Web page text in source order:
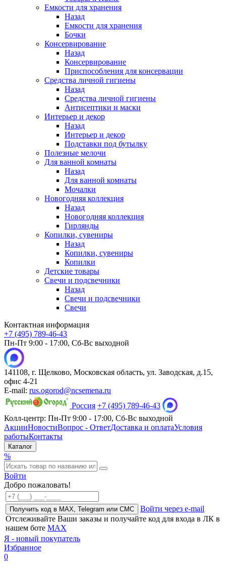
Емкости для хранения
Назад
Емкости для хранения
Бочки
Консервирование
Назад
Консервирование
Приспособления для консервации
Средства личной гигиены
Назад
Средства личной гигиены
Антисептики и маски
Интерьер и декор
Назад
Интерьер и декор
Подставки под бутылку
Полезные мелочи
Для ванной комнаты
Назад
Для ванной комнаты
Мочалки
Новогодняя коллекция
Назад
Новогодняя коллекция
Гирлянды
Копилки, сувениры
Назад
Копилки, сувениры
Копилки
Детские товары
Свечи и подсвечники
Назад
Свечи и подсвечники
Свечи
Контактная информация
+7 (495) 789-46-43
Пн-Пт 9:00 - 17:00, Сб-Вс выходной
141108, г. Щелково, Московская область, ул. Заводская, д.15,
офис 4-21
E-mail: rus.ogorod@ncsemena.ru
Россия +7 (495) 789-46-43
Колл-центр: Пн-Пт 9:00 - 17:00, Сб-Вс выходной
АкцииНовостиВопрос - ОтветДоставка и оплатаУсловия
работыКонтакты
Каталог
%
Войти
Добро пожаловать!
Получить код в MAX, Telegram или СМС
Войти через e-mail
Отслеживайте Ваши заказы и получайте код для входа в ЛК в
нашем боте MAX
Я - новый покупатель
Избранное
0